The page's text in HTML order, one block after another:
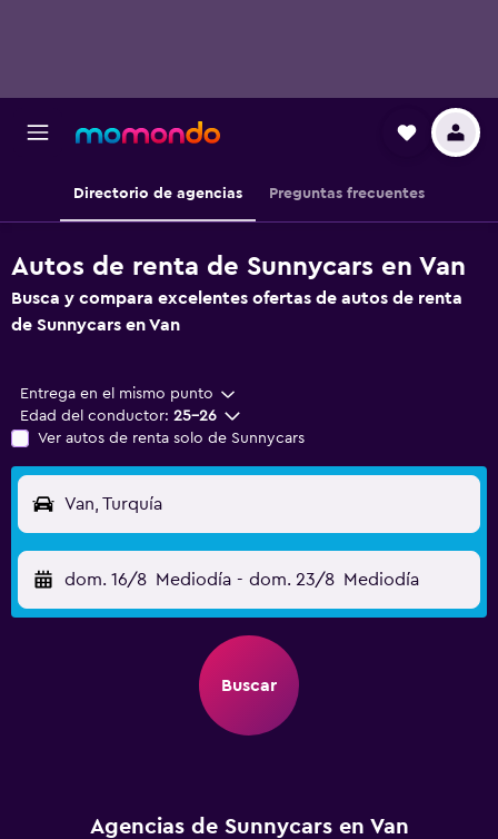
Directorio de agencias Preguntas frecuentes
Autos de renta de Sunnycars en Van
Busca y compara excelentes ofertas de autos de renta
de Sunnycars en Van
Entrega en el mismo punto
Edad del conductor: 25-26
Ver autos de renta solo de Sunnycars
Van, Turquía
dom. 16/8 Mediodía - dom. 23/8 Mediodía
Buscar
Agencias de Sunnycars en Van